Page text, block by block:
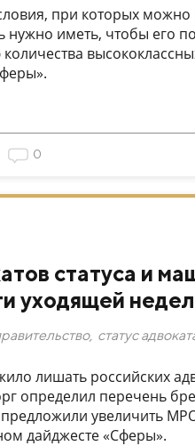
при которых можно
нужно иметь, чтобы его
0
статуса и
уходящей
, статус
лишать российских
определил перечень
увеличить
дайджесте «Сферы».